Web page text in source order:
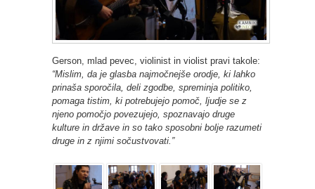
Gerson, mlad pevec, violinist in violist pravi takole:
“Mislim, da je glasba najmočnejše orodje, ki lahko
prinaša sporočila, deli zgodbe, spreminja politiko,
pomaga tistim, ki potrebujejo pomoč, ljudje se z
njeno pomočjo povezujejo, spoznavajo druge
kulture in države in so tako sposobni bolje razumeti
druge in z njimi sočustvovati.”